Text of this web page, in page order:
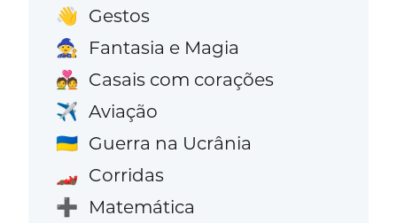
👋 Gestos
🧙 Fantasia e Magia
💑 Casais com corações
✈️ Aviação
🇺🇦 Guerra na Ucrânia
🏎️ Corridas
➕ Matemática